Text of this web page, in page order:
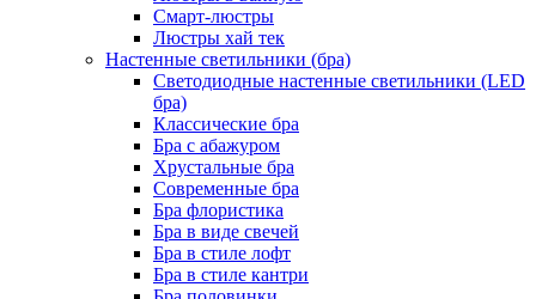
Смарт-люстры
Люстры хай тек
Настенные светильники (бра)
Светодиодные настенные светильники (LED
бра)
Классические бра
Бра с абажуром
Хрустальные бра
Современные бра
Бра флористика
Бра в виде свечей
Бра в стиле лофт
Бра в стиле кантри